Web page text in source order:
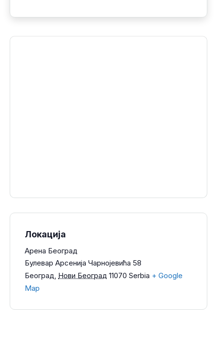
Локација
Арена Београд
Булевар Арсенија Чарнојевића 58
Београд Нови Београд 11070 Serbia + Google
Map